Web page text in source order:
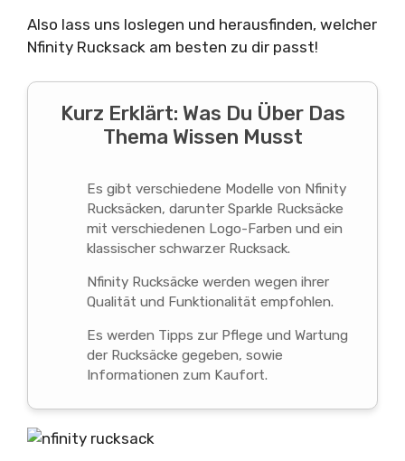
Also lass uns loslegen und herausfinden, welcher
Nfinity Rucksack am besten zu dir passt!
Kurz Erklärt: Was Du Über Das
Thema Wissen Musst
Es gibt verschiedene Modelle von Nfinity
Rucksäcken, darunter Sparkle Rucksäcke
mit verschiedenen Logo-Farben und ein
klassischer schwarzer Rucksack.
Nfinity Rucksäcke werden wegen ihrer
Qualität und Funktionalität empfohlen.
Es werden Tipps zur Pflege und Wartung
der Rucksäcke gegeben, sowie
Informationen zum Kaufort.